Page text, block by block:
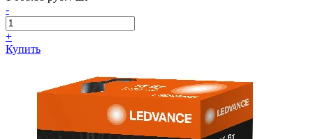
-
+
Купить